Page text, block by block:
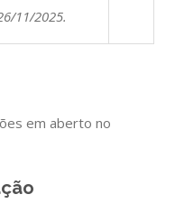
11/2025.
em aberto no